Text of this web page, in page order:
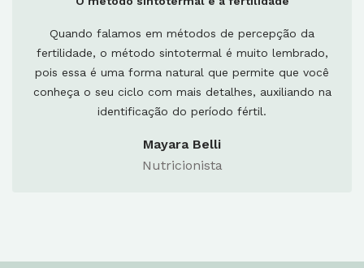
Quando falamos em métodos de percepção da
fertilidade, o método sintotermal é muito lembrado,
pois essa é uma forma natural que permite que você
conheça o seu ciclo com mais detalhes, auxiliando na
identificação do período fértil.
Mayara Belli
Nutricionista